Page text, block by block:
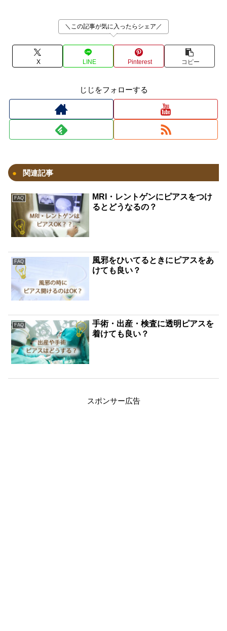
＼この記事が気に入ったらシェア／
X LINE Pinterest コピー
じじをフォローする
関連記事
FAQ
MRI・レントゲンにピアスをつけ
るとどうなるの？
FAQ
風邪をひいてるときにピアスをあ
けても良い？
FAQ
手術・出産・検査に透明ピアスを
着けても良い？
スポンサー広告